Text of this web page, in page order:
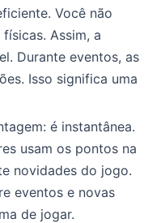
Você não
Assim, a
Durante eventos, as
Isso significa uma
é instantânea.
usam os pontos na
novidades do jogo.
eventos e novas
de jogar.